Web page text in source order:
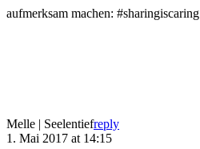
aufmerksam machen: #sharingiscaring
Melle | Seelentiefreply
1. Mai 2017 at 14:15